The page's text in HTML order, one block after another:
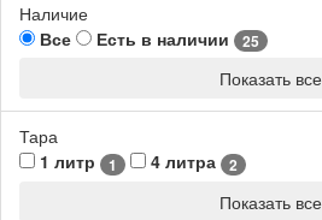
Наличие
Все
Есть в наличии 25
Показать все
Тара
1 литр
1 4 литра 2
Показать все